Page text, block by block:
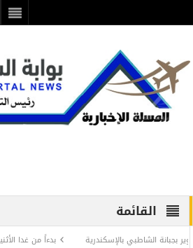
القائمة
بالإسكندرية
بدءاً من غدا الأثنين .. طيران